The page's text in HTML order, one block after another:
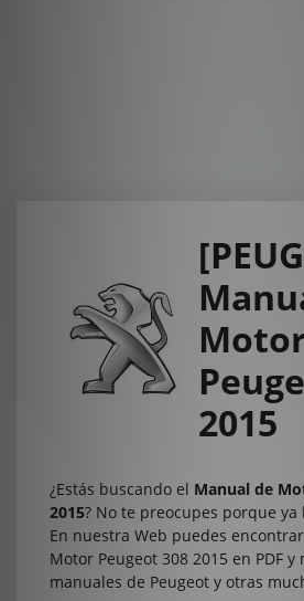
2015
¿Estás buscando el Manual de
2015? No te preocupes porque
En nuestra Web puedes
Motor Peugeot 308 2015 en PDF y
manuales de Peugeot y otras